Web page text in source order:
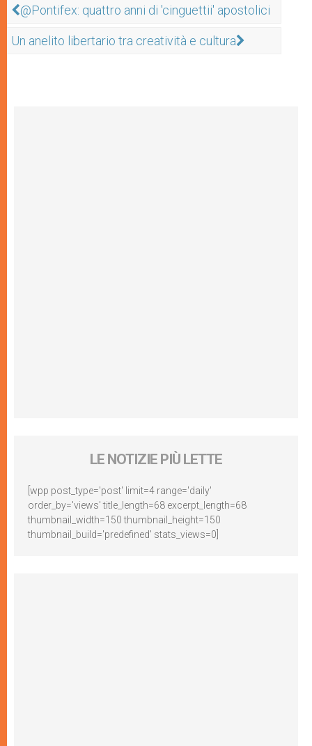
@Pontifex: quattro anni di 'cinguettii' apostolici
Un anelito libertario tra creatività e cultura
LE NOTIZIE PIÙ LETTE
[wpp post_type='post' limit=4 range='daily'
order_by='views' title_length=68 excerpt_length=68
thumbnail_width=150 thumbnail_height=150
thumbnail_build='predefined' stats_views=0]